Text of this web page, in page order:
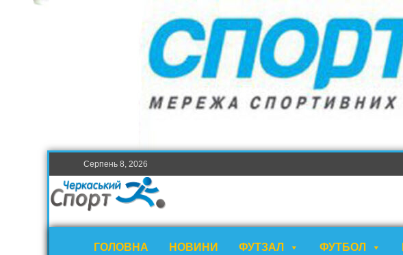
Серпень 8, 2026
ГОЛОВНА НОВИНИ ФУТЗАЛ ФУТБОЛ